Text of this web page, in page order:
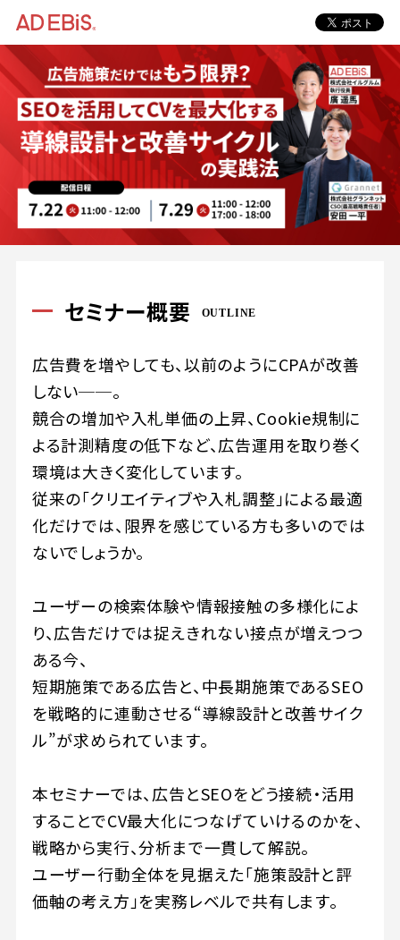
セミナー概要 OUTLINE
広告費を増やしても、以前のようにCPAが改善
しない──。
競合の増加や入札単価の上昇、Cookie規制に
よる計測精度の低下など、広告運用を取り巻く
環境は大きく変化しています。
従来の「クリエイティブや入札調整」による最適
化だけでは、限界を感じている方も多いのでは
ないでしょうか。
ユーザーの検索体験や情報接触の多様化によ
り、広告だけでは捉えきれない接点が増えつつ
ある今、
短期施策である広告と、中長期施策であるSEO
を戦略的に連動させる“導線設計と改善サイク
ル”が求められています。
本セミナーでは、広告とSEOをどう接続・活用
することでCV最大化につなげていけるのかを、
戦略から実行、分析まで一貫して解説。
ユーザー行動全体を見据えた「施策設計と評
価軸の考え方」を実務レベルで共有します。